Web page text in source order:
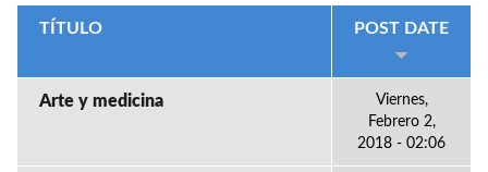
TÍTULO POST DATE
Arte y medicina
Viernes,
Febrero 2,
2018 - 02:06